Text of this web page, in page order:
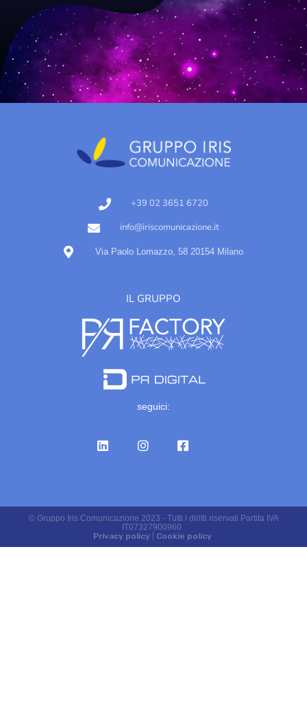
+39 02 3651 6720
info@iriscomunicazione.it
Via Paolo Lomazzo, 58 20154 Milano
IL GRUPPO
seguici:
© Gruppo Iris Comunicazione 2023 - Tutti i diritti riservati Partita IVA
IT07327900960
Privacy policy| Cookie policy